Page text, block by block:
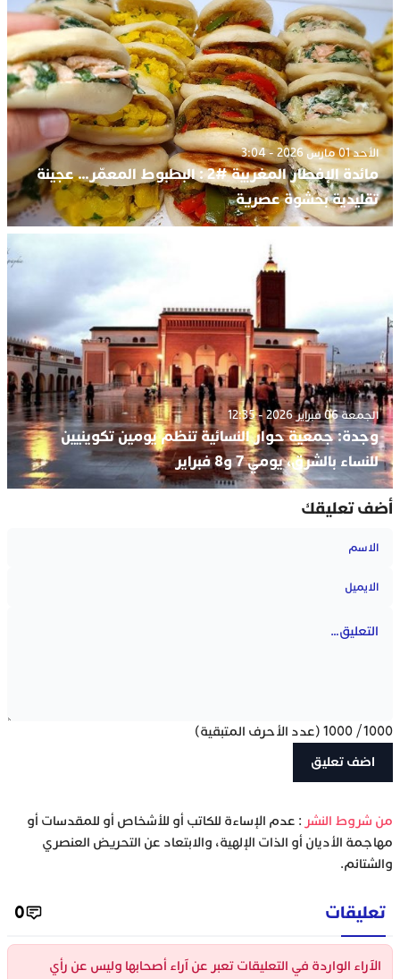
الأحد 01 مارس 2026 - 3:04
مائدة الإفطار المغربية #2 : البطبوط المعمّر… عجينة
تقليدية بحشوة عصرية
الجمعة 06 فبراير 2026 - 12:35
وجدة: جمعية حوار النسائية تنظم يومين تكوينيين
للنساء بالشرق، يومي 7 و8 فبراير
أضف تعليقك
1000
/
1000 (عدد الأحرف المتبقية)
‫من شروط النشر : عدم الإساءة للكاتب أو للأشخاص أو للمقدسات أو
مهاجمة الأديان أو الذات الإلهية، والابتعاد عن التحريض العنصري
والشتائم.
تعليقات 0
الآراء الواردة في التعليقات تعبر عن آراء أصحابها وليس عن رأي